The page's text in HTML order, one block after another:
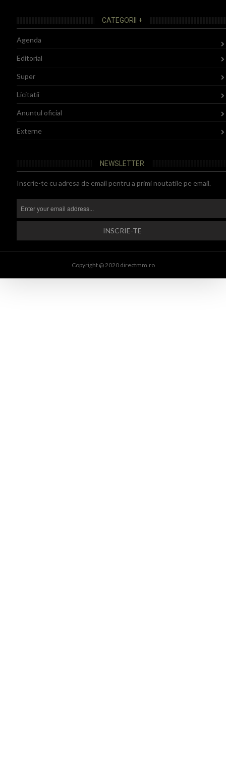
CATEGORII +
Agenda
Editorial
Super
Licitatii
Anuntul oficial
Externe
NEWSLETTER
Inscrie-te cu adresa de email pentru a primi noutatile pe email.
Copyright @ 2020 directmm.ro